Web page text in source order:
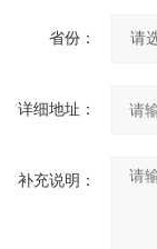
省份：
详细地址：
补充说明：